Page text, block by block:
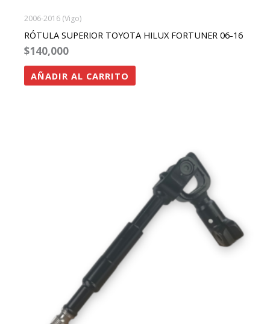
2006-2016 (Vigo)
RÓTULA SUPERIOR TOYOTA HILUX FORTUNER 06-16
$140,000
AÑADIR AL CARRITO